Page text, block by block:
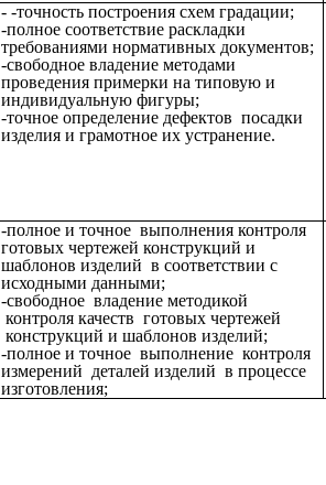
- -точность построения схем градации;
-полное соответствие раскладки
требованиями нормативных документов;
-свободное владение методами
проведения примерки на типовую и
индивидуальную фигуры;
-точное определение дефектов посадки
изделия и грамотное их устранение.
-полное и точное выполнения контроля
готовых чертежей конструкций и
шаблонов изделий в соответствии с
исходными данными;
-свободное владение методикой
контроля качеств готовых чертежей
конструкций и шаблонов изделий;
-полное и точное выполнение контроля
измерений деталей изделий в процессе
изготовления;